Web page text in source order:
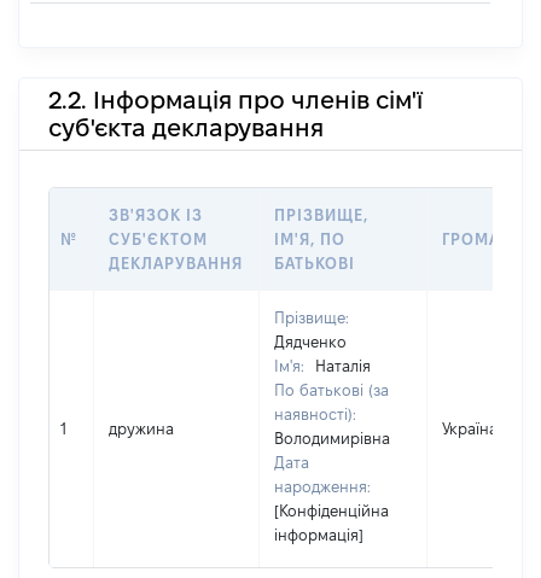
2.2. Інформація про членів сім'ї
суб'єкта декларування
№
ЗВ'ЯЗОК ІЗ
СУБ'ЄКТОМ
ДЕКЛАРУВАННЯ
ПРІЗВИЩЕ,
ІМ'Я, ПО
БАТЬКОВІ
1 дружина
Прізвище:
Дядченко
Ім'я:
Наталія
По батькові (за
наявності):
Володимирівна
Дата
народження:
[Конфіденційна
інформація]
Україна